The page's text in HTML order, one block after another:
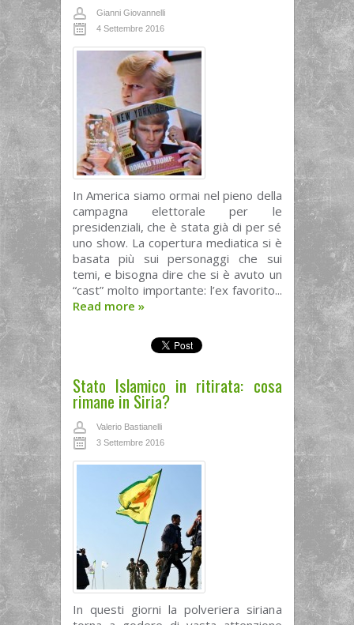
Gianni Giovannelli
4 Settembre 2016
In America siamo ormai nel pieno della
campagna elettorale per le
presidenziali, che è stata già di per sé
uno show. La copertura mediatica si è
basata più sui personaggi che sui
temi, e bisogna dire che si è avuto un
“cast” molto importante: l’ex favorito...
Read more »
Stato Islamico in ritirata: cosa
rimane in Siria?
Valerio Bastianelli
3 Settembre 2016
In questi giorni la polveriera siriana